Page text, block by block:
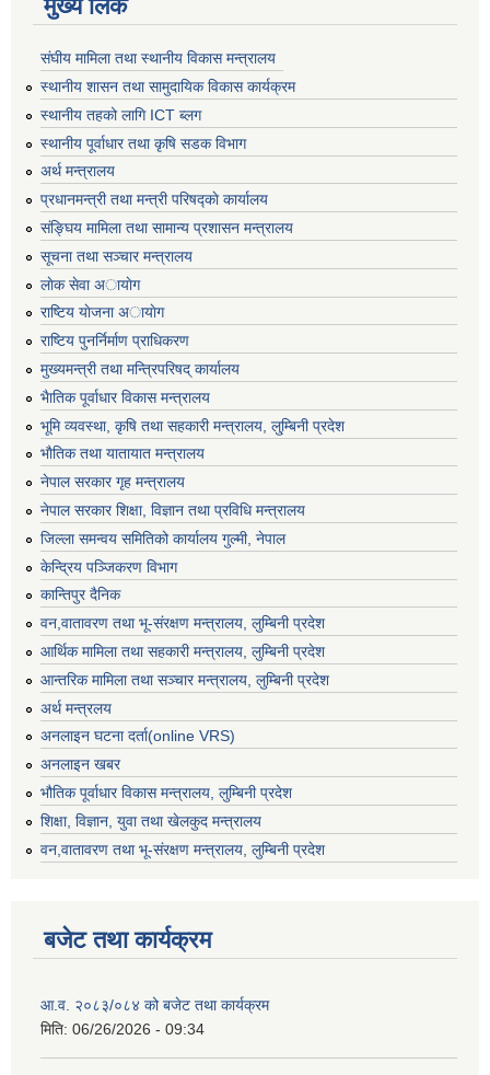
मुख्य लिंक
संघीय मामिला तथा स्थानीय विकास मन्त्रालय
स्थानीय शासन तथा सामुदायिक विकास कार्यक्रम
स्थानीय तहको लागि ICT ब्लग
स्थानीय पूर्वाधार तथा कृषि सडक विभाग
अर्थ मन्त्रालय
प्रधानमन्त्री तथा मन्त्री परिषद्काे कार्यालय
संङ्घिय मामिला तथा सामान्य प्रशासन मन्त्रालय
सूचना तथा सञ्चार मन्त्रालय
लाेक सेवा अायाेग
राष्टिय याेजना अायाेग
राष्टिय पुनर्निर्माण प्राधिकरण
मुख्यमन्त्री तथा मन्त्रिपरिषद् कार्यालय
भैातिक पूर्वाधार विकास मन्त्रालय
भूमि व्यवस्था, कृषि तथा सहकारी मन्त्रालय, लु्म्बिनी प्रदेश
भाैतिक तथा यातायात मन्त्रालय
नेपाल सरकार गृह मन्त्रालय
नेपाल सरकार शिक्षा, विज्ञान तथा प्रविधि मन्त्रालय
जिल्ला समन्वय समितिको कार्यालय गुल्मी, नेपाल
केन्द्रिय पञ्जिकरण विभाग
कान्तिपुर दैनिक
वन,वातावरण तथा भू-संरक्षण मन्त्रालय, लुम्बिनी प्रदेश
आर्थिक मामिला तथा सहकारी मन्त्रालय, लुम्बिनी प्रदेश
आन्तरिक मामिला तथा सञ्चार मन्त्रालय, लुम्बिनी प्रदेश
अर्थ मन्त्रलय
अनलाइन घटना दर्ता(online VRS)
अनलाइन खबर
भौतिक पूर्वाधार विकास मन्त्रालय, लुम्बिनी प्रदेश
शिक्षा, विज्ञान, युवा तथा खेलकुद मन्‍‍त्रालय
वन,वातावरण तथा भू-संरक्षण मन्त्रालय, लुम्बिनी प्रदेश
बजेट तथा कार्यक्रम
आ.व. २०८३/०८४ को बजेट तथा कार्यक्रम
मिति: 06/26/2026 - 09:34